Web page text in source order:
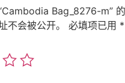
Bag_8276-m”
不会被公开。
必填项已用 *